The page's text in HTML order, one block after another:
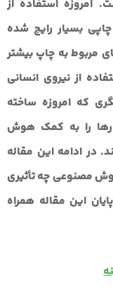
امروزه استفاده از
بسیار رایج شده
مربوط به چاپ بیشتر
از نیروی انسانی
که امروزه ساخته
را به کمک هوش
در ادامه این مقاله
مصنوعی چه تأثیری
این مقاله همراه